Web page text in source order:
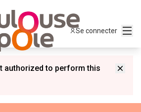
Se connecter
authorized to perform this